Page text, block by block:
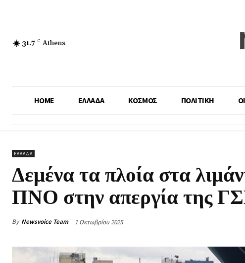
31.7 C Athens
HOME ΕΛΛΑΔΑ ΚΟΣΜΟΣ ΠΟΛΙΤΙΚΗ
ΕΛΛΑΔΑ
Δεμένα τα πλοία στα
ΠΝΟ στην απεργία της
By Newsvoice Team 1 Οκτωβρίου 2025